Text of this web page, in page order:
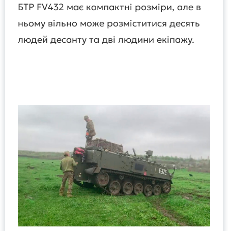
БТР FV432 має компактні розміри, але в
ньому вільно може розміститися десять
людей десанту та дві людини екіпажу.